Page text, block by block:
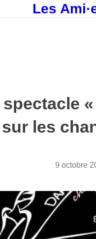
Les
spectacle
sur les
9 octobre